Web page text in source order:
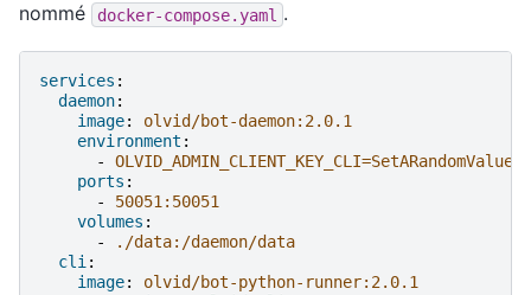
nommé
docker-compose.yaml .
services :
daemon:
image:
olvid/bot-daemon:2.0.1
environment :
-
OLVID_ADMIN_CLIENT_KEY_CLI=SetARandomValue
ports :
-
50051:50051
volumes :
-
./data:/daemon/data
cli :
image:
olvid/bot-python-runner:2.0.1